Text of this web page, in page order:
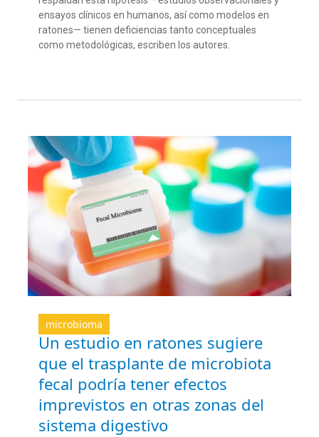
ensayos clínicos en humanos, así como modelos en
ratones— tienen deficiencias tanto conceptuales
como metodológicas, escriben los autores.
microbioma
Un estudio en ratones sugiere
que el trasplante de microbiota
fecal podría tener efectos
imprevistos en otras zonas del
sistema digestivo